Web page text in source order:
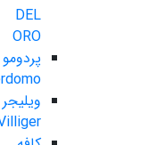
DEL
ORO
پردومو
ویلیجر